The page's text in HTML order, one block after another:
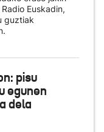
Euskadin,
guztiak
pisu
egunen
dela